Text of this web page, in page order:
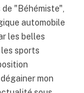
"Béhémiste",
automobile
les belles
les sports
mon